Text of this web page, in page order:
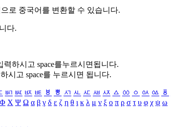
로 중국어를 변환할 수 있습니다.
다.
력하시고 space를누르시면됩니다.
시고 space를 누르시면 됩니다.
ㅴ ㅵ ㅶ ㅷ ㅸ ㅹ ㅺ ㅻ ㅼ ㅽ ㅾ ㅿ ㆀ ㆁ ㆂ ㆃ ㆄ
Φ Χ Ψ Ω α β γ δ ε ζ η θ ι κ λ μ ν ξ ο π ρ σ τ υ φ χ ψ ω